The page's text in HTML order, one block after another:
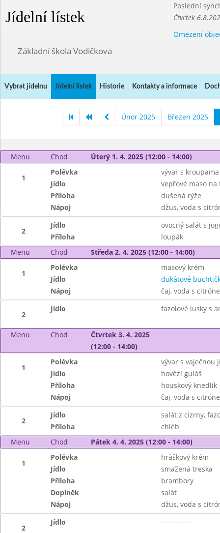
Jídelní lístek
Poslední
Čtvrtek
Omezení
Základní škola Vodičkova
Vybrat jídelnu Jídelní lístek Historie Kontakty a informace
Únor 2025 Březen 2025
Menu Chod Úterý 1. 4. 2025 (12:00 - 14:00)
1
Polévka
vývar s kroupama
Jídlo
vepřové maso na
Příloha
dušená rýže
Nápoj
džus, voda s
2
Jídlo
ovocný salát s
Příloha
loupák
Menu
Chod Středa 2. 4. 2025 (12:00 - 14:00)
1
Polévka
masový krém
Jídlo
dukátové
Nápoj
čaj, voda s
2
Jídlo fazolové lusky s
Menu Chod
Čtvrtek 3. 4. 2025
(12:00 - 14:00)
1
Polévka
vývar s vaječnou
Jídlo
hovězí guláš
Příloha
houskový knedlík
Nápoj
čaj, voda s
2
Jídlo
salát z cizrny,
Příloha
chléb
Menu
Chod Pátek 4. 4. 2025 (12:00 - 14:00)
1
Polévka
hráškový krém
Jídlo
smažená treska
Příloha
brambory
Doplněk
salát
Nápoj
džus, voda s
2
Jídlo ------------